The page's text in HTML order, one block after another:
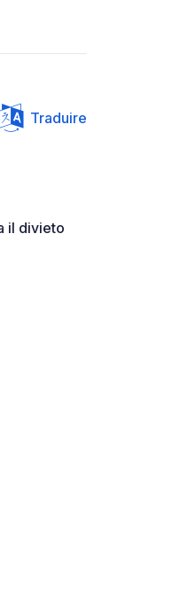
Traduire
il divieto